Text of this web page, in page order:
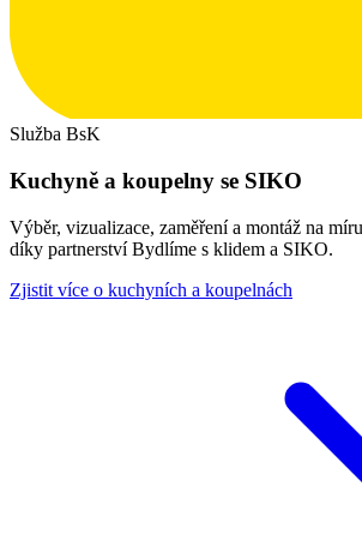
Služba BsK
Kuchyně a koupelny se SIKO
Výběr, vizualizace, zaměření a montáž na
díky partnerství Bydlíme s klidem a SIKO.
Zjistit více o kuchyních a koupelnách